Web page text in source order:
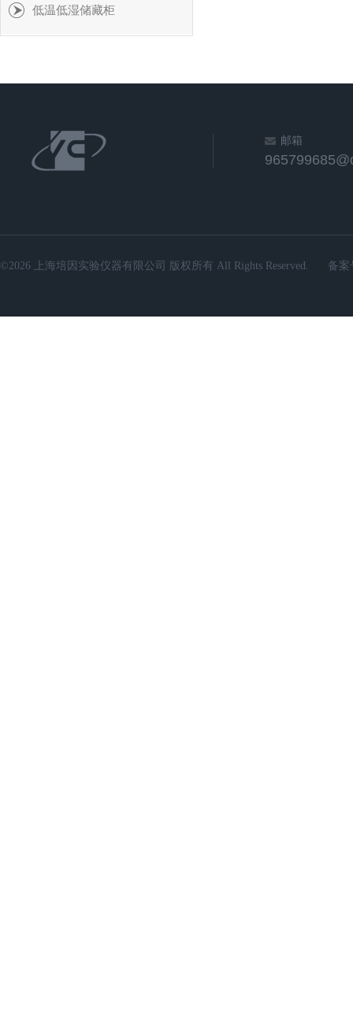
低温低湿储藏柜
邮箱
©2026 上海培因实验仪器有限公司 版权所有 All Rights Reserved. 备案